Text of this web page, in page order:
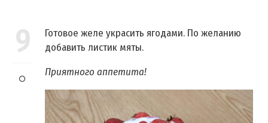
9
Готовое желе украсить ягодами. По желанию
добавить листик мяты.
Приятного аппетита!